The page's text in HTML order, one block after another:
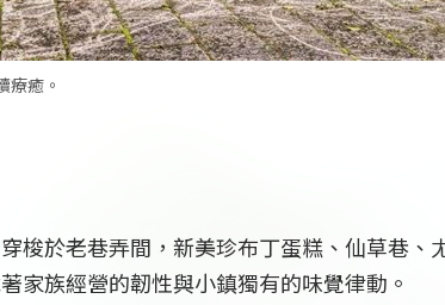
療癒。
梭於老巷弄間，新美珍布丁蛋糕、仙草巷、
家族經營的韌性與小鎮獨有的味覺律動。